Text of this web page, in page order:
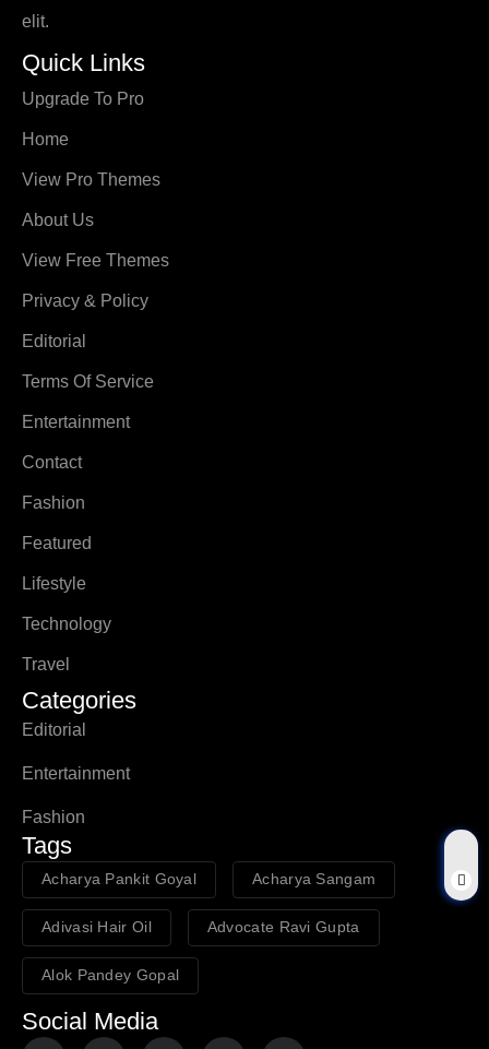
elit.
Quick Links
Upgrade To Pro
Home
View Pro Themes
About Us
View Free Themes
Privacy & Policy
Editorial
Terms Of Service
Entertainment
Contact
Fashion
Featured
Lifestyle
Technology
Travel
Categories
Editorial
Entertainment
Fashion
Tags
Acharya Pankit Goyal Acharya Sangam
Adivasi Hair Oil Advocate Ravi Gupta
Alok Pandey Gopal
Social Media